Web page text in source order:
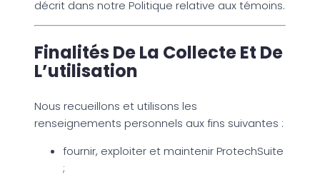
décrit dans notre Politique relative aux témoins.
Finalités De La Collecte Et De
L’utilisation
Nous recueillons et utilisons les
renseignements personnels aux fins suivantes :
fournir, exploiter et maintenir ProtechSuite
;